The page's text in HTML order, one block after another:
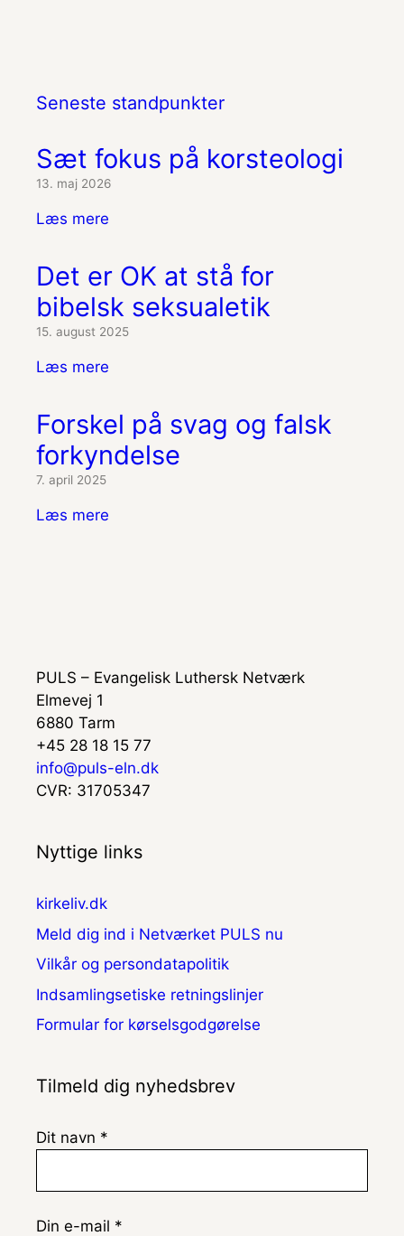
Seneste standpunkter
Sæt fokus på korsteologi
13. maj 2026
Læs mere
Det er OK at stå for
bibelsk seksualetik
15. august 2025
Læs mere
Forskel på svag og falsk
forkyndelse
7. april 2025
Læs mere
PULS – Evangelisk Luthersk Netværk
Elmevej 1
6880 Tarm
+45 28 18 15 77
info@puls-eln.dk
CVR: 31705347
Nyttige links
kirkeliv.dk
Meld dig ind i Netværket PULS nu
Vilkår og persondatapolitik
Indsamlingsetiske retningslinjer
Formular for kørselsgodgørelse
Tilmeld dig nyhedsbrev
Dit navn *
Din e-mail *